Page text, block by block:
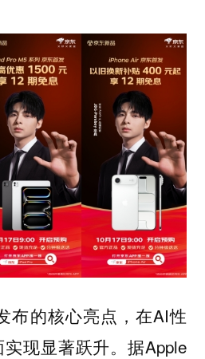
布的核心亮点，在AI性
现显著跃升。据Apple